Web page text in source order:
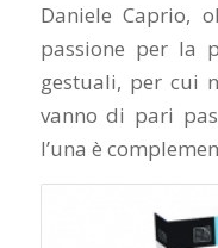
Daniele Caprio,
passione per la
gestuali, per cui
vanno di pari
l’una è